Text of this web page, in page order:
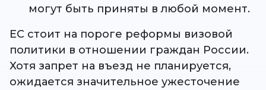
могут быть приняты в любой момент.
ЕС стоит на пороге реформы визовой
политики в отношении граждан России.
Хотя запрет на въезд не планируется,
ожидается значительное ужесточение